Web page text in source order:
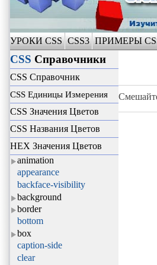
УРОКИ CSS CSS3 ПРИМЕРЫ
CSS Справочники
CSS Справочник
CSS Единицы Измерения
CSS Значения Цветов
CSS Названия Цветов
HEX Значения Цветов
animation
appearance
backface-visibility
background
border
bottom
box
caption-side
clear